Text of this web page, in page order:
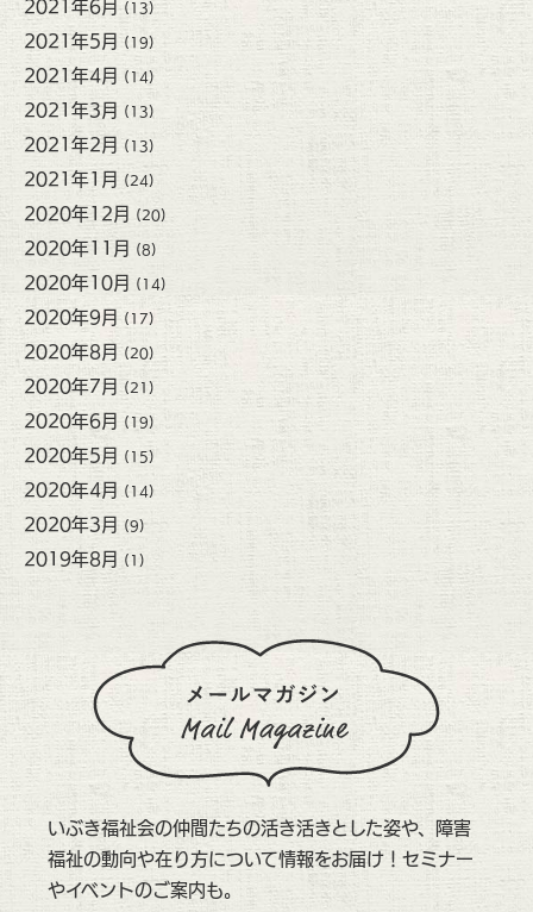
2021年6月 (13)
2021年5月 (19)
2021年4月 (14)
2021年3月 (13)
2021年2月 (13)
2021年1月 (24)
2020年12月 (20)
2020年11月 (8)
2020年10月 (14)
2020年9月 (17)
2020年8月 (20)
2020年7月 (21)
2020年6月 (19)
2020年5月 (15)
2020年4月 (14)
2020年3月 (9)
2019年8月 (1)
いぶき福祉会の仲間たちの活き活きとした姿や、障害
福祉の動向や在り方について情報をお届け！セミナー
やイベントのご案内も。